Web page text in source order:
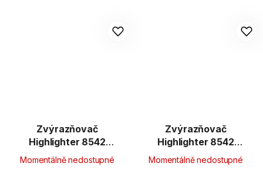
Zvýrazňovač
Highlighter 8542
FLEXI SOFT, modrý
pastel.
Momentálně nedostupné
Zvýrazňovač
Highlighter 8542
FLEXI SOFT, růžový
pastel.
Momentálně nedostupné